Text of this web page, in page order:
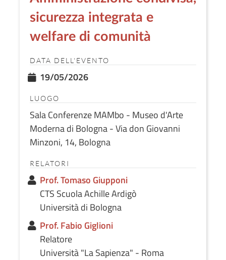
sicurezza integrata e
welfare di comunità
DATA DELL'EVENTO
19/05/2026
LUOGO
Sala Conferenze MAMbo - Museo d'Arte
Moderna di Bologna - Via don Giovanni
Minzoni, 14, Bologna
RELATORI
Prof. Tomaso Giupponi
CTS Scuola Achille Ardigò
Università di Bologna
Prof. Fabio Giglioni
Relatore
Università "La Sapienza" - Roma